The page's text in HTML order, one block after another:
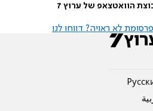
הוואטצאפ של ערוץ 7
לא ראויה? דווחו לנו